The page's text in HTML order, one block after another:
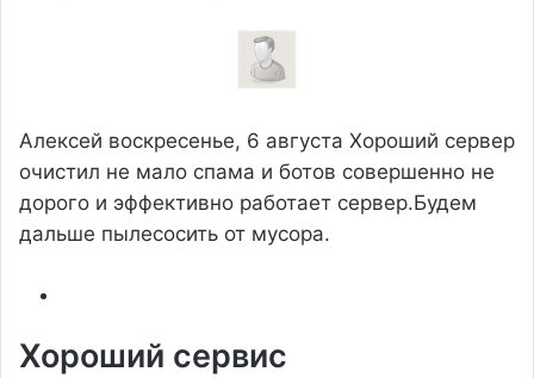
Алексей воскресенье, 6 августа Хороший сервер
очистил не мало спама и ботов совершенно не
дорого и эффективно работает сервер.Будем
дальше пылесосить от мусора.
Хороший сервис